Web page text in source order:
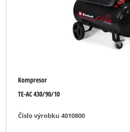
Kompresor
TE-AC 430/90/10
Číslo výrobku 4010800